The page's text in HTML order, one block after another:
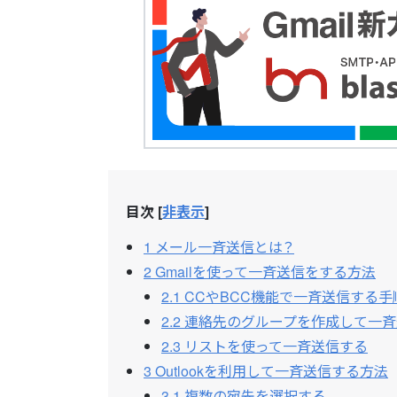
目次 [非表示]
1 メール一斉送信とは？
2 Gmailを使って一斉送信をする方法
2.1 CCやBCC機能で一斉送信する手
2.2 連絡先のグループを作成して一
2.3 リストを使って一斉送信する
3 Outlookを利用して一斉送信する方法